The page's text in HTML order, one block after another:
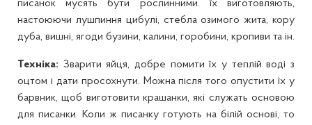
писанок мусять бути рос­ли­нними. їх виготовляють,
настоюючи лушпиння цибулі, стебла озимого жита, кору
дуба, вишні, ягоди бузини, калини, горобини, кропиви та ін.
Техніка: Зварити яйця, добре помити їх у теплій воді з
оцтом і дати просохнути. Можна після того опустити їх у
барвник, щоб виготовити крашанки, які служать основою
для писанки. Коли ж писанку готують на білій основі, то